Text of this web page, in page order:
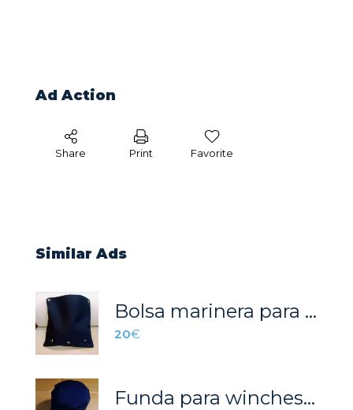
Ad Action
Share Print Favorite
Similar Ads
Bolsa marinera para cabos.
20€
Funda para winches del barco.